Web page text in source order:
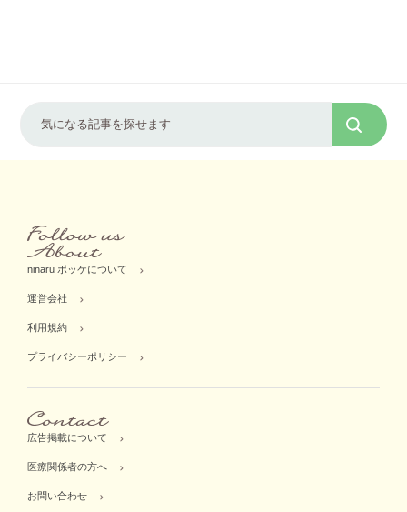
ninaru ポッケについて
運営会社
利用規約
プライバシーポリシー
広告掲載について
医療関係者の方へ
お問い合わせ